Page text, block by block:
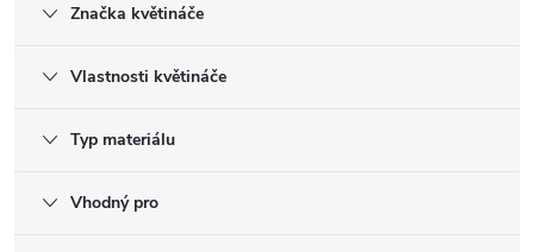
Značka květináče
Vlastnosti květináče
Typ materiálu
Vhodný pro